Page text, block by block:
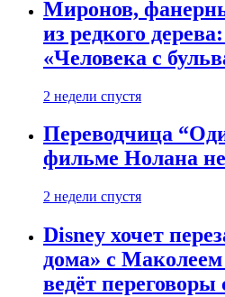
Миронов,
из редкого
«Человека с
2 недели спустя
Переводчица
фильме Нолана
2 недели спустя
Disney хочет
дома» с
ведёт переговоры